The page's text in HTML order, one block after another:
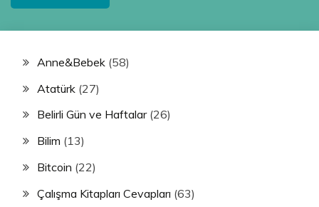
Anne&Bebek (58)
Atatürk (27)
Belirli Gün ve Haftalar(26)
Bilim (13)
Bitcoin (22)
Çalışma Kitapları Cevapları (63)